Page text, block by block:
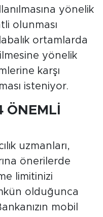
yönelik
olunması
ortamlarda
yönelik
karşı
isteniyor.
ÖNEMLİ
uzmanları,
önerilerde
limitinizi
olduğunca
mobil